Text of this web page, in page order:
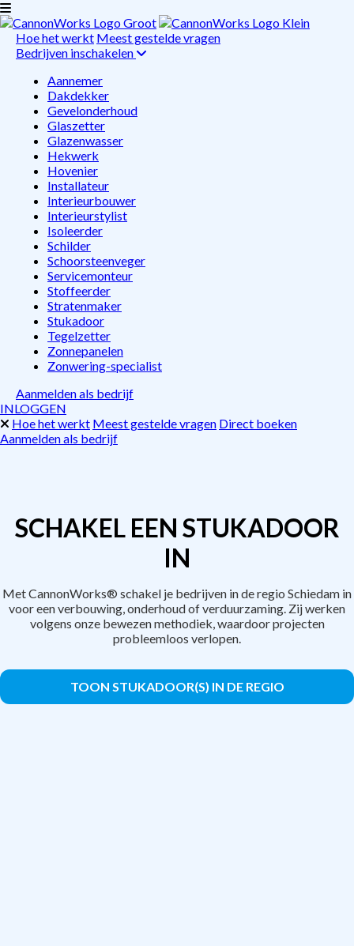
Hoe het werkt Meest gestelde vragen
Bedrijven inschakelen
Aannemer
Dakdekker
Gevelonderhoud
Glaszetter
Glazenwasser
Hekwerk
Hovenier
Installateur
Interieurbouwer
Interieurstylist
Isoleerder
Schilder
Schoorsteenveger
Servicemonteur
Stoffeerder
Stratenmaker
Stukadoor
Tegelzetter
Zonnepanelen
Zonwering-specialist
Aanmelden als bedrijf
INLOGGEN
Hoe het werkt Meest gestelde vragen Direct boeken
Aanmelden als bedrijf
SCHAKEL EEN STUKADOOR
IN
Met CannonWorks® schakel je bedrijven in de regio Schiedam in
voor een verbouwing, onderhoud of verduurzaming. Zij werken
volgens onze bewezen methodiek, waardoor projecten
probleemloos verlopen.
TOON STUKADOOR(S) IN DE REGIO